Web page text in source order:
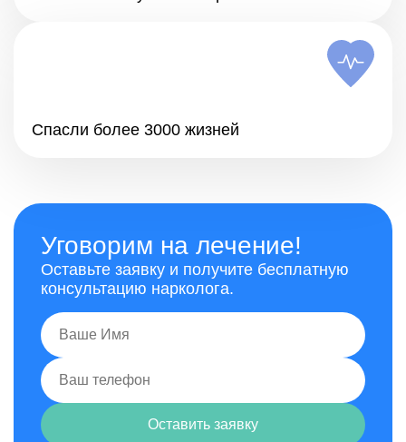
Спасли более 3000 жизней
Уговорим на лечение!
Оставьте заявку и получите бесплатную
консультацию нарколога.
Оставить заявку